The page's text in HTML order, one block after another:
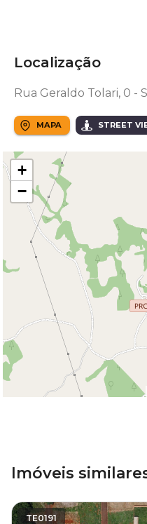
Localização
Rua Geraldo Tolari, 0 -
MAPA STREET
+
−
Imóveis
TE0191